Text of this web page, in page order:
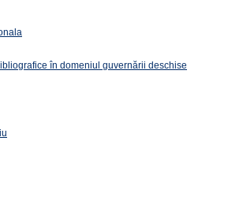
în domeniul guvernării deschise